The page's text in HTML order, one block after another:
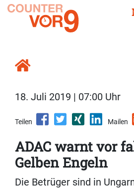
18. Juli 2019 | 07:00 Uhr
Teilen Mailen
ADAC warnt vor
Gelben Engeln
Die Betrüger sind in